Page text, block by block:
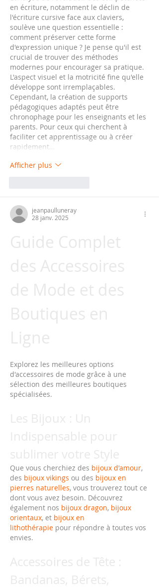
en écriture, notamment le déclin de
l'écriture cursive face aux claviers,
soulève une question essentielle :
comment préserver cette forme
d'expression unique ? Je pense qu'il est
crucial de trouver des méthodes
modernes pour encourager sa pratique.
L'aspect visuel et la motricité fine qu'elle
développe sont irremplaçables.
Cependant, la création de supports
pédagogiques adaptés peut être
chronophage pour les enseignants et les
parents. Pour ceux qui cherchent à
faciliter cet apprentissage ou à créer
rapidement…
Afficher plus
jeanpaulluneray
28 janv. 2025
Explorez les meilleures options
d'accessoires de mode grâce à une
sélection des meilleures boutiques
spécialisées.
Que vous cherchiez des bijoux d'amour,
des bijoux vikings ou des bijoux en
pierres naturelles, vous trouverez tout ce
dont vous avez besoin. Découvrez
également nos bijoux dragon, bijoux
orientaux, et bijoux en
lithothérapie pour répondre à toutes vos
envies.